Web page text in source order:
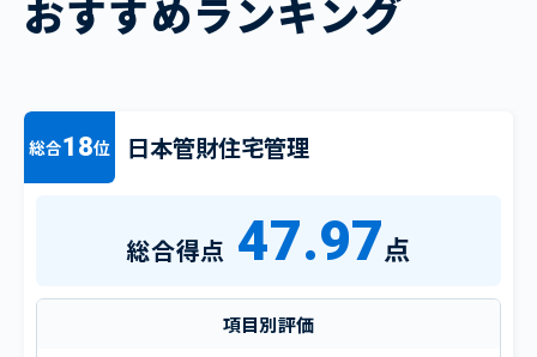
おすすめランキング
総合18位 日本管財住宅管理
総合得点 47.97点
項目別評価